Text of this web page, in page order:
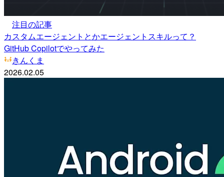
注目の記事
カスタムエージェントとかエージェントスキルって？
GitHub Copilotでやってみた
きんくま
2026.02.05